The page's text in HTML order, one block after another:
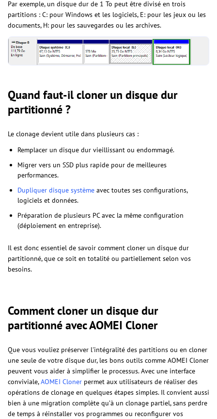
Par exemple, un disque dur de 1 To peut être divisé en trois
partitions : C: pour Windows et les logiciels, E: pour les jeux ou les
documents, H: pour les sauvegardes ou les archives.
Quand faut-il cloner un disque dur
partitionné ?
Le clonage devient utile dans plusieurs cas :
Remplacer un disque dur vieillissant ou endommagé.
Migrer vers un SSD plus rapide pour de meilleures
performances.
Dupliquer disque système avec toutes ses configurations,
logiciels et données.
Préparation de plusieurs PC avec la même configuration
(déploiement en entreprise).
Il est donc essentiel de savoir comment cloner un disque dur
partitionné, que ce soit en totalité ou partiellement selon vos
besoins.
Comment cloner un disque dur
partitionné avec AOMEI Cloner
Que vous vouliez préserver l'intégralité des partitions ou en cloner
une seule de votre disque dur, les bons outils comme AOMEI Cloner
peuvent vous aider à simplifier le processus. Avec une interface
conviviale,AOMEI Cloner permet aux utilisateurs de réaliser des
opérations de clonage en quelques étapes simples. Il convient aussi
bien à une migration complète qu’à un clonage partiel, sans perdre
de temps à réinstaller vos programmes ou reconfigurer vos